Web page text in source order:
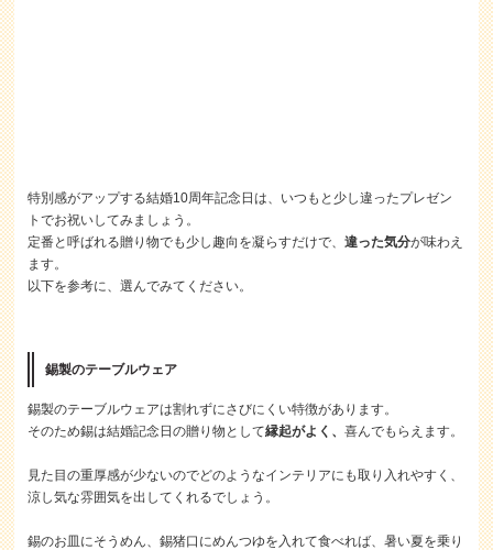
特別感がアップする結婚10周年記念日は、いつもと少し違ったプレゼン
トでお祝いしてみましょう。
定番と呼ばれる贈り物でも少し趣向を凝らすだけで、違った気分が味わえ
ます。
以下を参考に、選んでみてください。
錫製のテーブルウェア
錫製のテーブルウェアは割れずにさびにくい特徴があります。
そのため錫は結婚記念日の贈り物として縁起がよく、喜んでもらえます。
見た目の重厚感が少ないのでどのようなインテリアにも取り入れやすく、
涼し気な雰囲気を出してくれるでしょう。
錫のお皿にそうめん、錫猪口にめんつゆを入れて食べれば、暑い夏を乗り